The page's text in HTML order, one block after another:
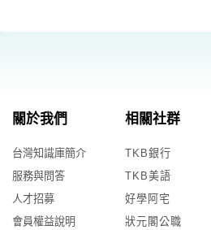
關於我們
台灣知識庫簡介
服務與問答
人才招募
會員權益說明
相關社群
TKB銀行
TKB美語
好學阿宅
狀元閣公職